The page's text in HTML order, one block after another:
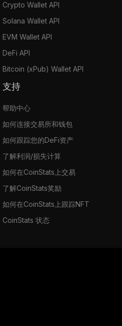
Crypto Wallet API
Solana Wallet API
EVM Wallet API
DeFi API
Bitcoin (xPub) Wallet API
支持
帮助中心
如何连接交易所和钱包
如何跟踪您的DeFi资产
了解利润/损失计算
如何在CoinStats上交易
了解CoinStats奖励
如何在CoinStats上跟踪NFT
CoinStats 状态